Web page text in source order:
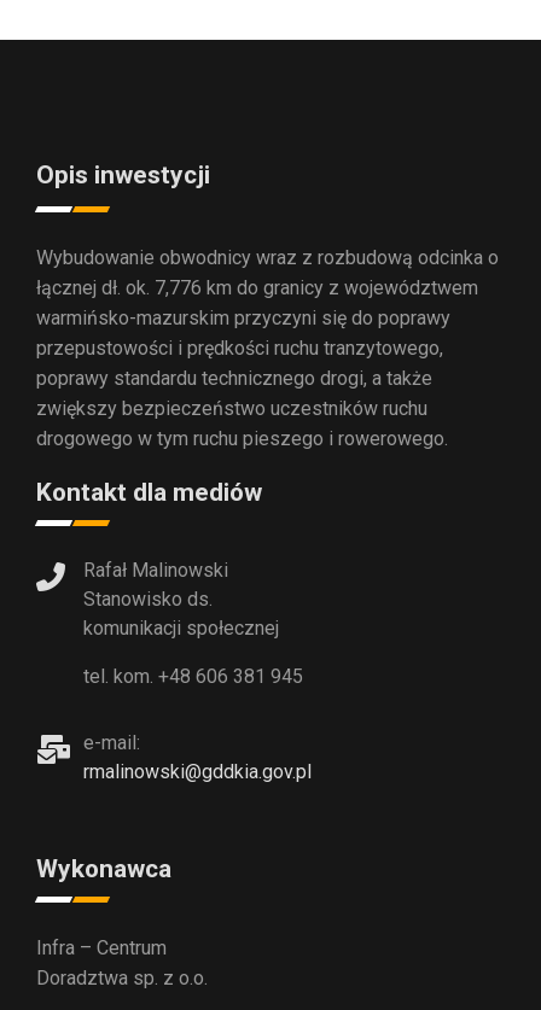
Opis inwestycji
Wybudowanie obwodnicy wraz z rozbudową odcinka o
łącznej dł. ok. 7,776 km do granicy z województwem
warmińsko-mazurskim przyczyni się do poprawy
przepustowości i prędkości ruchu tranzytowego,
poprawy standardu technicznego drogi, a także
zwiększy bezpieczeństwo uczestników ruchu
drogowego w tym ruchu pieszego i rowerowego.
Kontakt dla mediów
Rafał Malinowski
Stanowisko ds.
komunikacji społecznej
tel. kom. +48 606 381 945
e-mail:
rmalinowski@gddkia.gov.pl
Wykonawca
Infra – Centrum
Doradztwa sp. z o.o.